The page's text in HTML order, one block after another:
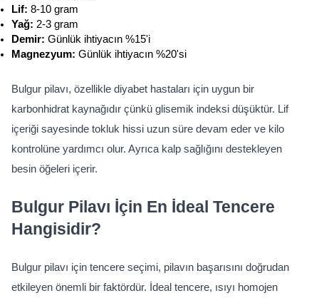
Lif: 8-10 gram
Yağ: 2-3 gram
Demir: Günlük ihtiyacın %15'i
Magnezyum: Günlük ihtiyacın %20'si
Bulgur pilavı, özellikle diyabet hastaları için uygun bir
karbonhidrat kaynağıdır çünkü glisemik indeksi düşüktür. Lif
içeriği sayesinde tokluk hissi uzun süre devam eder ve kilo
kontrolüne yardımcı olur. Ayrıca kalp sağlığını destekleyen
besin öğeleri içerir.
Bulgur Pilavı İçin En İdeal Tencere
Hangisidir?
Bulgur pilavı için tencere seçimi, pilavın başarısını doğrudan
etkileyen önemli bir faktördür. İdeal tencere, ısıyı homojen